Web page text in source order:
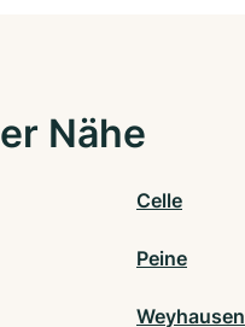
Nähe
Celle
Peine
Weyhausen